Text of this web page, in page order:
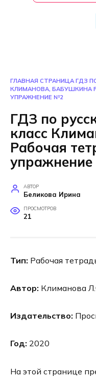
ГЛАВНАЯ СТРАНИЦА ГДЗ
КЛИМАНОВА, БАБУШКИНА
УПРАЖНЕНИЕ №2
ГДЗ по
класс
Рабочая
АВТОР
Беликова Ирина
ПРОСМОТРОВ
21
Тип: Рабочая
Автор: Климанова
Издательство:
Год: 2020
На этой странице